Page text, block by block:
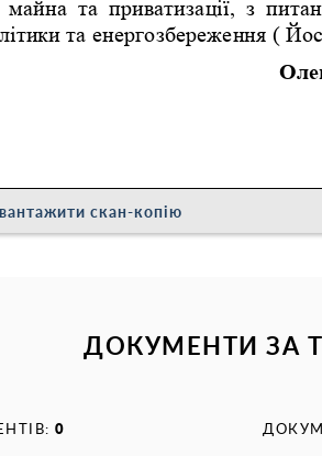
скан-копію
ДОКУМЕНТИ ЗА
0